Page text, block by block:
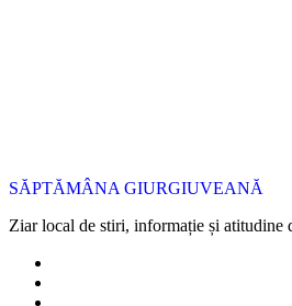
SĂPTĂMÂNA GIURGIUVEANĂ
Ziar local de stiri, informație și atitudine